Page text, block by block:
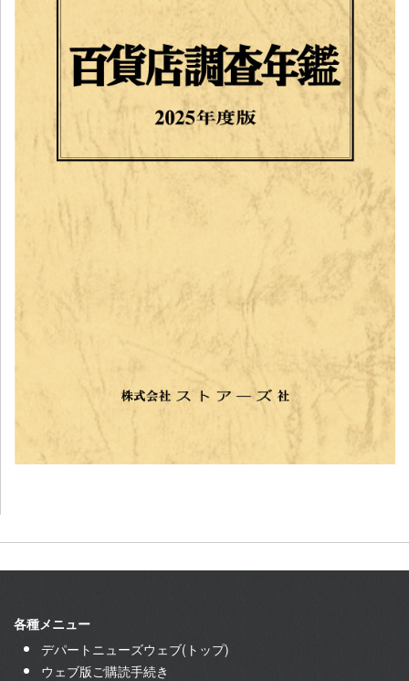
各種メニュー
デパートニューズウェブ(トップ)
ウェブ版ご購読手続き